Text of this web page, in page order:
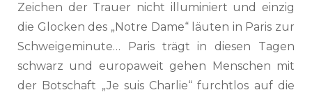
Zeichen der Trauer nicht illuminiert und einzig
die Glocken des „Notre Dame“ läuten in Paris zur
Schweigeminute… Paris trägt in diesen Tagen
schwarz und europaweit gehen Menschen mit
der Botschaft „Je suis Charlie“ furchtlos auf die